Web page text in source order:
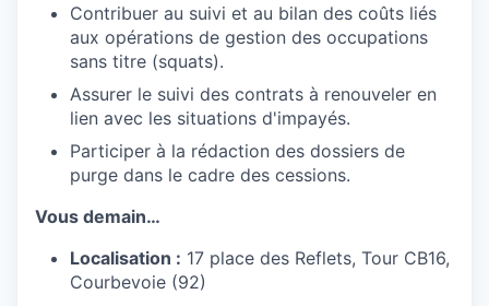
Contribuer au suivi et au bilan des coûts liés
aux opérations de gestion des occupations
sans titre (squats).
Assurer le suivi des contrats à renouveler en
lien avec les situations d'impayés.
Participer à la rédaction des dossiers de
purge dans le cadre des cessions.
Vous demain…
Localisation : 17 place des Reflets, Tour CB16,
Courbevoie (92)